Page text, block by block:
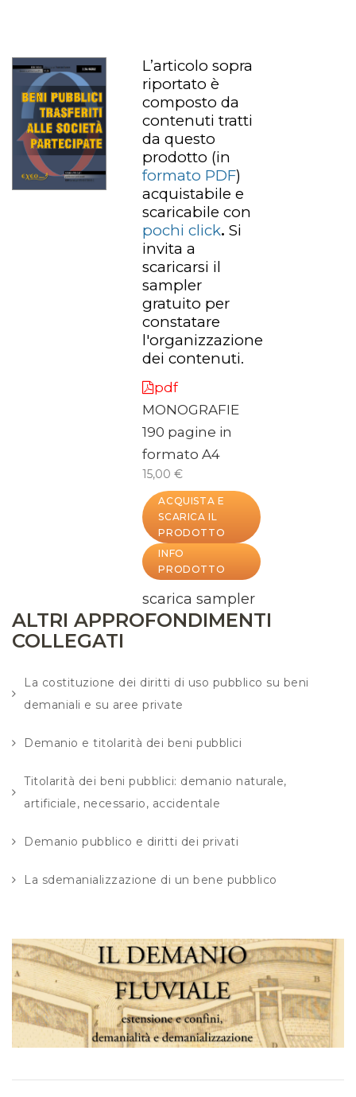
L’articolo sopra
riportato è
composto da
contenuti tratti
da questo
prodotto (in
formato PDF)
acquistabile e
scaricabile con
pochi click. Si
invita a
scaricarsi il
sampler
gratuito per
constatare
l'organizzazione
dei contenuti.
pdf
MONOGRAFIE
190 pagine in
formato A4
15,00 €
ACQUISTA E
SCARICA IL
PRODOTTO
INFO
PRODOTTO
scarica sampler
ALTRI APPROFONDIMENTI
COLLEGATI
La costituzione dei diritti di uso pubblico su beni
demaniali e su aree private
Demanio e titolarità dei beni pubblici
Titolarità dei beni pubblici: demanio naturale,
artificiale, necessario, accidentale
Demanio pubblico e diritti dei privati
La sdemanializzazione di un bene pubblico